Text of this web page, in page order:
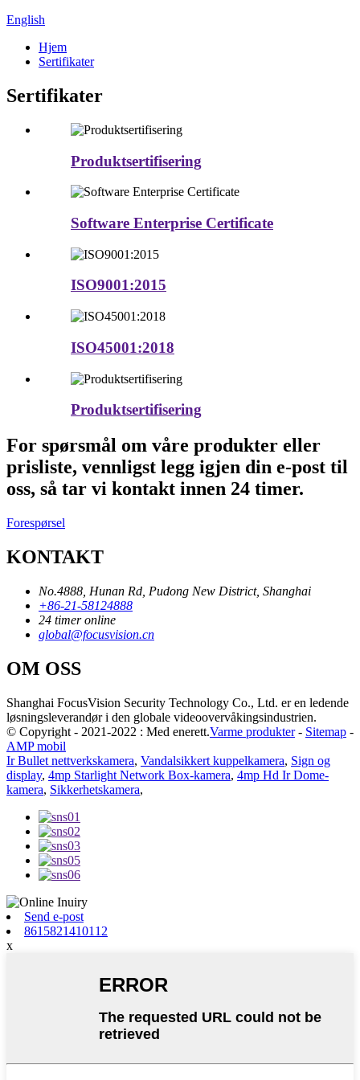
English
Hjem
Sertifikater
Sertifikater
Produktsertifisering
Software Enterprise Certificate
ISO9001:2015
ISO45001:2018
Produktsertifisering
For spørsmål om våre produkter eller
prisliste, vennligst legg igjen din e-post til
oss, så tar vi kontakt innen 24 timer.
Forespørsel
KONTAKT
No.4888, Hunan Rd, Pudong New District, Shanghai
+86-21-58124888
24 timer online
global@focusvision.cn
OM OSS
Shanghai FocusVision Security Technology Co., Ltd. er en ledende
løsningsleverandør i den globale videoovervåkingsindustrien.
© Copyright - 2021-2022 : Med enerett.Varme produkter- Sitemap -
AMP mobil
Ir Bullet nettverkskamera, Vandalsikkert kuppelkamera, Sign og
display, 4mp Starlight Network Box-kamera, 4mp Hd Ir Dome-
kamera, Sikkerhetskamera,
Send e-post
8615821410112
x